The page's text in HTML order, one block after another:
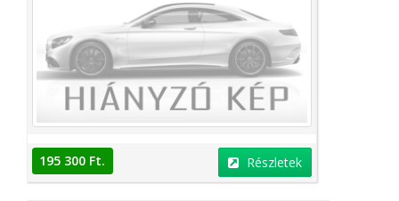
195 300 Ft. Részletek